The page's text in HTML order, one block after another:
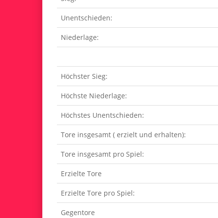
Unentschieden:
Niederlage:
Höchster Sieg:
Höchste Niederlage:
Höchstes Unentschieden:
Tore insgesamt ( erzielt und erhalten):
Tore insgesamt pro Spiel:
Erzielte Tore
Erzielte Tore pro Spiel:
Gegentore